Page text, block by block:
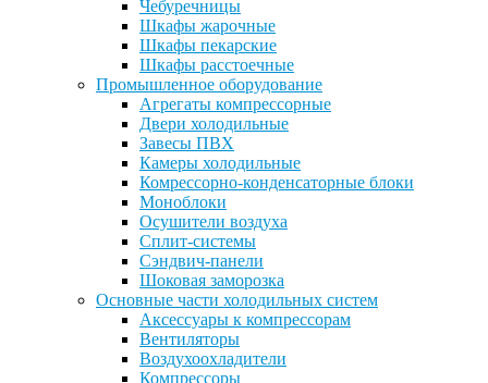
Чебуречницы
Шкафы жарочные
Шкафы пекарские
Шкафы расстоечные
Промышленное оборудование
Агрегаты компрессорные
Двери холодильные
Завесы ПВХ
Камеры холодильные
Комрессорно-конденсаторные блоки
Моноблоки
Осушители воздуха
Сплит-системы
Сэндвич-панели
Шоковая заморозка
Основные части холодильных систем
Аксессуары к компрессорам
Вентиляторы
Воздухоохладители
Компрессоры